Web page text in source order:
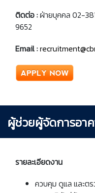
ติดต่อ :ฝ่ายบุคคล 02-
9652
Email :
ผู้ช่วยผู้จัดการอา
รายละเอียดงาน
ควบคุม ดูแล และต